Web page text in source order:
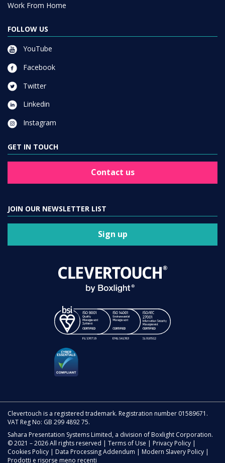
Work From Home
FOLLOW US
YouTube
Facebook
Twitter
Linkedin
Instagram
GET IN TOUCH
Contact us
JOIN OUR NEWSLETTER LIST
Sign up
Clevertouch is a registered trademark. Registration number 01589671.
VAT Reg No: GB 299 4892 75.
Sahara Presentation Systems Limited, a division of Boxlight Corporation.
© 2021 – 2026 All rights reserved | Terms of Use Privacy Policy
Cookies Policy
Data Processing Addendum Modern Slavery Policy
Prodotti e risorse meno recenti